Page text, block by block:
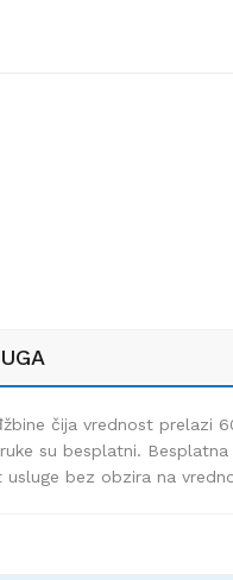
čija vrednost prelazi
su besplatni. Besplatna
usluge bez obzira na